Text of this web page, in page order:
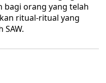
bagi orang yang telah
ritual-ritual yang